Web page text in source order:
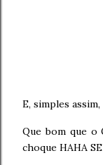
E, simples
Que bom que o
choque HAHA